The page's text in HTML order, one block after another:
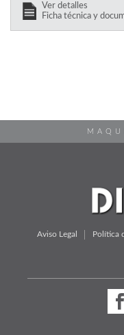
Ver detalles
Ficha técnica y
Aviso Legal Política